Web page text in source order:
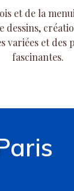
et de la
dessins,
variées et des
fascinantes.